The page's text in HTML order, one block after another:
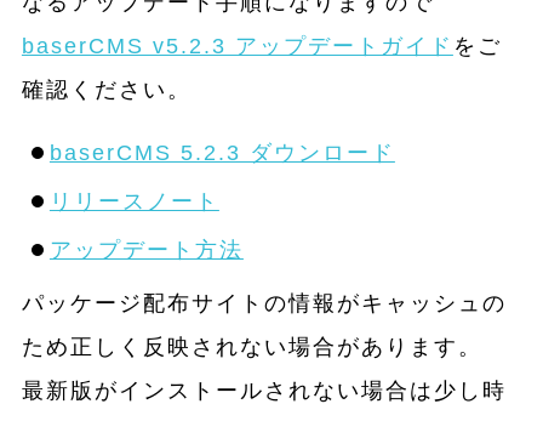
baserCMS v5.2.3 アップデートガイド をご
確認ください。
baserCMS 5.2.3 ダウンロード
リリースノート
アップデート方法
パッケージ配布サイトの情報がキャッシュの
ため正しく反映されない場合があります。
最新版がインストールされない場合は少し時